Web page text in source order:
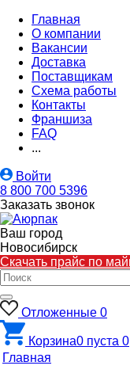
Главная
О компании
Вакансии
Доставка
Поставщикам
Схема работы
Контакты
Франшиза
FAQ
...
Войти
8 800 700 5396
Заказать звонок
Ваш город
Новосибирск
Скачать прайс по
Отложенные 0
Корзина0 пуста 0
Главная